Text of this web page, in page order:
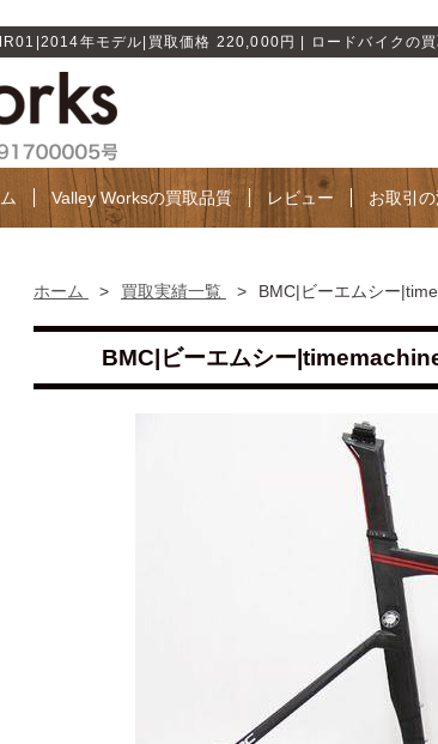
年モデル|買取価格 220,000円 | ロードバイクの
Valley Worksの買取品質 レビュー お取引
ホーム > 買取実績一覧 > BMC|ビーエムシー
BMC|ビーエムシー